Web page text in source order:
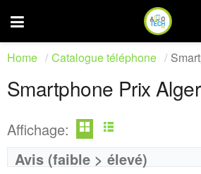
Home Catalogue téléphone
Smartphone Prix
Affichage:
Avis (faible > élevé)